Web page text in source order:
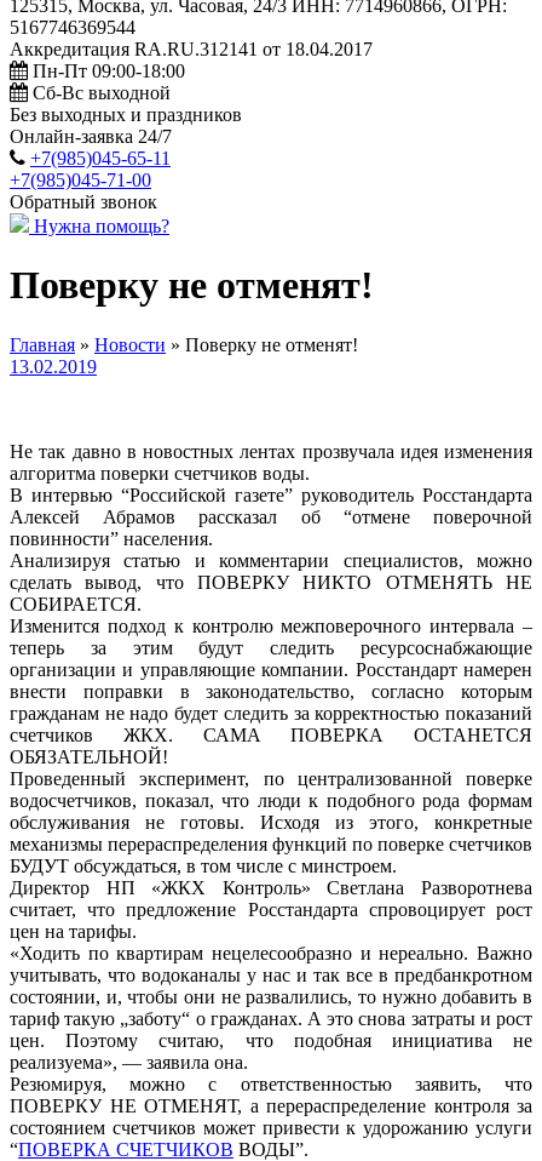
125315, Москва, ул. Часовая, 24/3 ИНН: 7714960866, ОГРН:
5167746369544
Аккредитация RA.RU.312141 от 18.04.2017
Пн-Пт 09:00-18:00
Сб-Вс выходной
Без выходных и праздников
Онлайн-заявка 24/7
+7(985)045-65-11
+7(985)045-71-00
Обратный звонок
Нужна помощь?
Поверку не отменят!
Главная » Новости » Поверку не отменят!
13.02.2019
Не так давно в новостных лентах прозвучала идея изменения
алгоритма поверки счетчиков воды.
В интервью “Российской газете” руководитель Росстандарта
Алексей Абрамов рассказал об “отмене поверочной
повинности” населения.
Анализируя статью и комментарии специалистов, можно
сделать вывод, что ПОВЕРКУ НИКТО ОТМЕНЯТЬ НЕ
СОБИРАЕТСЯ.
Изменится подход к контролю межповерочного интервала –
теперь за этим будут следить ресурсоснабжающие
организации и управляющие компании. Росстандарт намерен
внести поправки в законодательство, согласно которым
гражданам не надо будет следить за корректностью показаний
счетчиков ЖКХ. САМА ПОВЕРКА ОСТАНЕТСЯ
ОБЯЗАТЕЛЬНОЙ!
Проведенный эксперимент, по централизованной поверке
водосчетчиков, показал, что люди к подобного рода формам
обслуживания не готовы. Исходя из этого, конкретные
механизмы перераспределения функций по поверке счетчиков
БУДУТ обсуждаться, в том числе с минстроем.
Директор НП «ЖКХ Контроль» Светлана Разворотнева
считает, что предложение Росстандарта спровоцирует рост
цен на тарифы.
«Ходить по квартирам нецелесообразно и нереально. Важно
учитывать, что водоканалы у нас и так все в предбанкротном
состоянии, и, чтобы они не развалились, то нужно добавить в
тариф такую „заботу“ о гражданах. А это снова затраты и рост
цен. Поэтому считаю, что подобная инициатива не
реализуема», — заявила она.
Резюмируя, можно с ответственностью заявить, что
ПОВЕРКУ НЕ ОТМЕНЯТ, а перераспределение контроля за
состоянием счетчиков может привести к удорожанию услуги
“ПОВЕРКА СЧЕТЧИКОВ ВОДЫ”.